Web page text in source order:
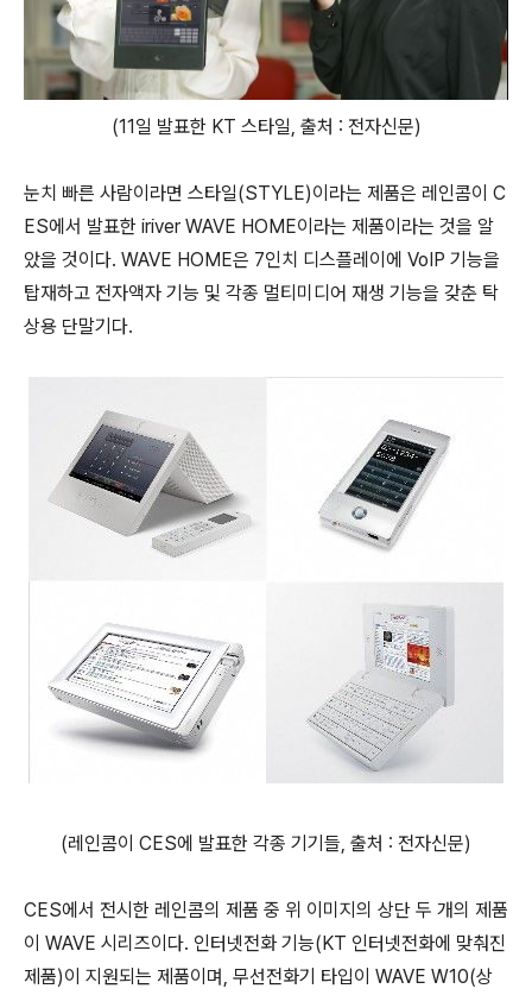
(11일 발표한 KT 스타일, 출처 : 전자신문)
눈치 빠른 사람이라면 스타일(STYLE)이라는 제품은 레인콤이 C
ES에서 발표한 iriver WAVE HOME이라는 제품이라는 것을 알
았을 것이다. WAVE HOME은 7인치 디스플레이에 VoIP 기능을
탑재하고 전자액자 기능 및 각종 멀티미디어 재생 기능을 갖춘 탁
상용 단말기다.
(레인콤이 CES에 발표한 각종 기기들, 출처 : 전자신문)
CES에서 전시한 레인콤의 제품 중 위 이미지의 상단 두 개의 제품
이 WAVE 시리즈이다. 인터넷전화 기능(KT 인터넷전화에 맞춰진
제품)이 지원되는 제품이며, 무선전화기 타입이 WAVE W10(상